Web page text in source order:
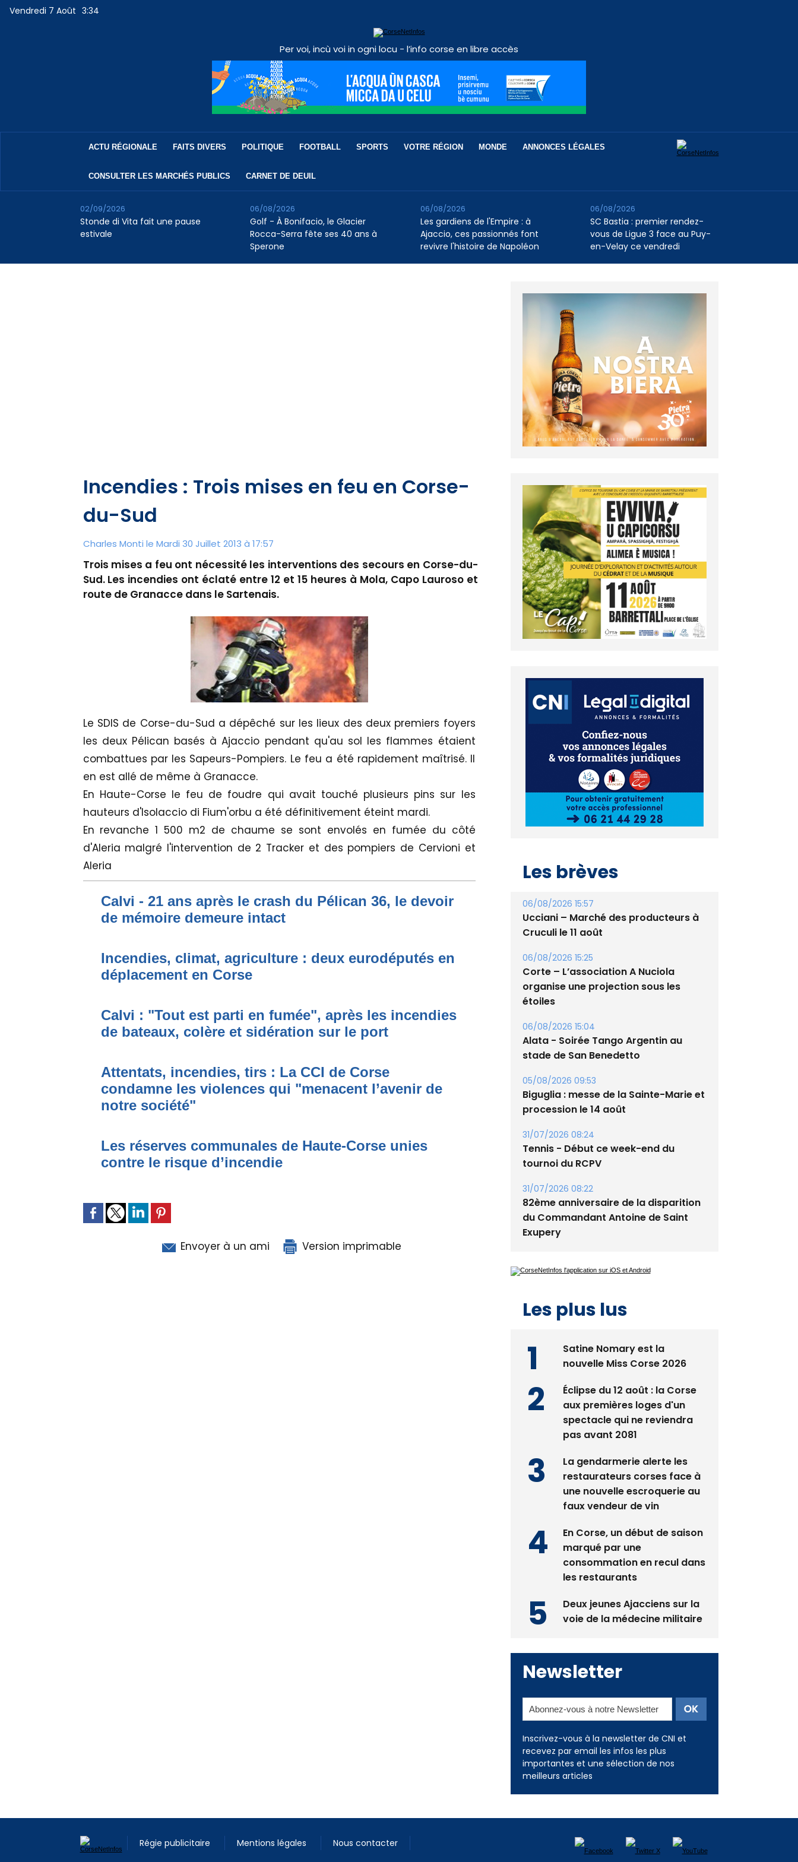
Vendredi 7 Août 3:34
Per voi, incù voi in ogni locu - l’info corse en libre accès
ACTU RÉGIONALE FAITS DIVERS POLITIQUE FOOTBALL SPORTS VOTRE RÉGION MONDE ANNONCES LÉGALES
CONSULTER LES MARCHÉS PUBLICS CARNET DE DEUIL
Stonde di Vita fait une pause
estivale
02/09/2026
Golf - À Bonifacio, le Glacier
Rocca-Serra fête ses 40 ans à
Sperone
06/08/2026
Les gardiens de l'Empire : à
Ajaccio, ces passionnés font
revivre l'histoire de Napoléon
06/08/2026
SC Bastia : premier rendez-
vous de Ligue 3 face au Puy-
en-Velay ce vendredi
06/08/2026
Incendies : Trois mises en feu en Corse-
du-Sud
Charles Monti le Mardi 30 Juillet 2013 à 17:57
Trois mises a feu ont nécessité les interventions des secours en Corse-du-
Sud. Les incendies ont éclaté entre 12 et 15 heures à Mola, Capo Lauroso et
route de Granacce dans le Sartenais.
Le SDIS de Corse-du-Sud a dépêché sur les lieux des deux premiers foyers
les deux Pélican basés à Ajaccio pendant qu'au sol les flammes étaient
combattues par les Sapeurs-Pompiers. Le feu a été rapidement maîtrisé. Il
en est allé de même à Granacce.
En Haute-Corse le feu de foudre qui avait touché plusieurs pins sur les
hauteurs d'Isolaccio di Fium'orbu a été définitivement éteint mardi.
En revanche 1 500 m2 de chaume se sont envolés en fumée du côté
d'Aleria malgré l'intervention de 2 Tracker et des pompiers de Cervioni et
Aleria
Calvi - 21 ans après le crash du Pélican 36, le devoir
de mémoire demeure intact
Incendies, climat, agriculture : deux eurodéputés en
déplacement en Corse
Calvi : "Tout est parti en fumée", après les incendies
de bateaux, colère et sidération sur le port
Attentats, incendies, tirs : La CCI de Corse
condamne les violences qui "menacent l’avenir de
notre société"
Les réserves communales de Haute-Corse unies
contre le risque d’incendie
Envoyer à un ami Version imprimable
Les brèves
06/08/2026 15:57
Ucciani – Marché des producteurs à
Cruculi le 11 août
06/08/2026 15:25
Corte – L’association A Nuciola
organise une projection sous les
étoiles
06/08/2026 15:04
Alata - Soirée Tango Argentin au
stade de San Benedetto
05/08/2026 09:53
Biguglia : messe de la Sainte-Marie et
procession le 14 août
31/07/2026 08:24
Tennis - Début ce week-end du
tournoi du RCPV
31/07/2026 08:22
82ème anniversaire de la disparition
du Commandant Antoine de Saint
Exupery
Les plus lus
Satine Nomary est la
nouvelle Miss Corse 2026
Éclipse du 12 août : la Corse
aux premières loges d'un
spectacle qui ne reviendra
pas avant 2081
La gendarmerie alerte les
restaurateurs corses face à
une nouvelle escroquerie au
faux vendeur de vin
En Corse, un début de saison
marqué par une
consommation en recul dans
les restaurants
Deux jeunes Ajacciens sur la
voie de la médecine militaire
Newsletter
Inscrivez-vous à la newsletter de CNI et
recevez par email les infos les plus
importantes et une sélection de nos
meilleurs articles
Régie publicitaire Mentions légales Nous contacter